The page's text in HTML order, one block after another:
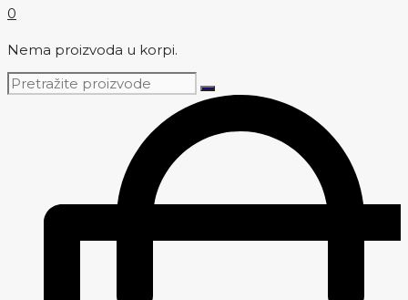
0
Nema proizvoda u korpi.